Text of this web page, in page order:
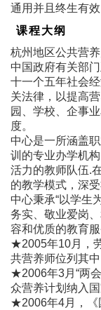
通用并且终生有效
课程大纲
杭州地区公共营
中国政府有关部
十一个五年社会
关法律，以提高
园、学校、企事
度。
中心是一所涵盖
训的专业办学机
活力的教师队伍.
的教学模式，深受
中心秉承“以学生
务实、敬业爱岗
容和优质的教育
★2005年10月，
共营养师位列其中
★2006年3月“两
众营养计划纳入国
★2006年4月，《